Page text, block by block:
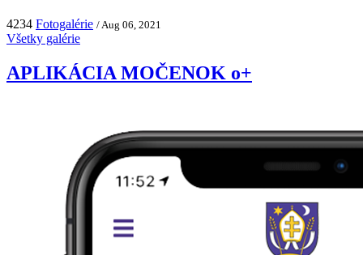
4234 Fotogalérie / Aug 06, 2021
Všetky galérie
APLIKÁCIA MOČENOK o+